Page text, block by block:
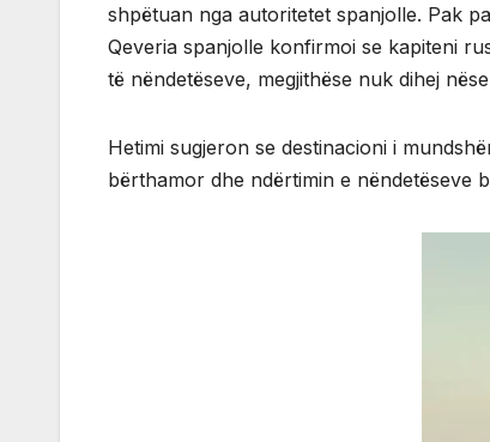
shpëtuan nga autoritetet spanjolle. Pak
Qeveria spanjolle konfirmoi se kapiteni
të nëndetëseve, megjithëse nuk dihej
Hetimi sugjeron se destinacioni i
bërthamor dhe ndërtimin e nëndetëseve